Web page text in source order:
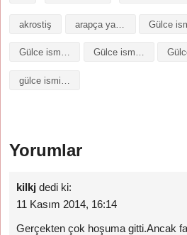
akrostiş arapça yazılışı
Gülce isminin baş harfleriyle şiir Gülce isminin kökeni
Yorumlar
kilkj dedi ki:
11 Kasım 2014, 16:14
Gerçekten çok hoşuma gitti.Ancak